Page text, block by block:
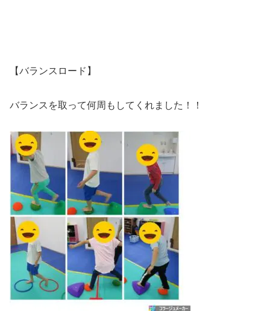
【バランスロード】
バランスを取って何周もしてくれました！！